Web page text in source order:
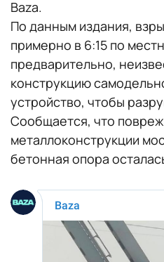
Baza.
По данным издания,
примерно в 6:15 по
предварительно,
конструкцию
устройство, чтобы
Сообщается, что
металлоконструкции
бетонная опора